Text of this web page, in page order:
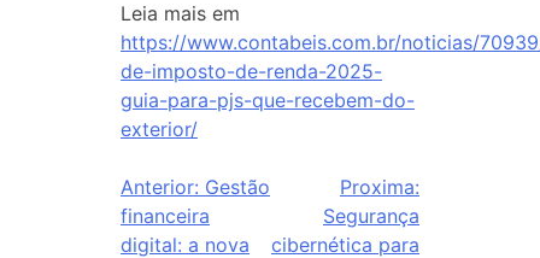
Leia mais em
https://www.contabeis.com.br/noticias/
de-imposto-de-renda-2025-
guia-para-pjs-que-recebem-do-
exterior/
Anterior: Gestão
financeira
digital: a nova
Proxima:
Segurança
cibernética para